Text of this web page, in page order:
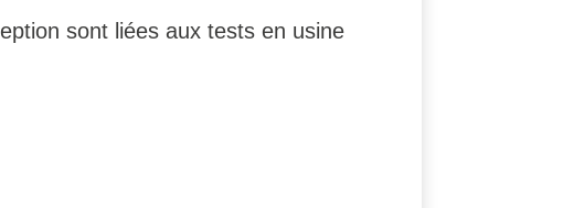
sont liées aux tests en usine